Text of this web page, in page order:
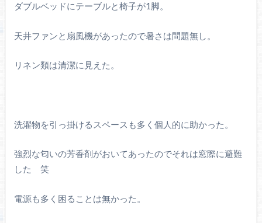
ダブルベッドにテーブルと椅子が1脚。
天井ファンと扇風機があったので暑さは問題無し。
リネン類は清潔に見えた。
洗濯物を引っ掛けるスペースも多く個人的に助かった。
強烈な匂いの芳香剤がおいてあったのでそれは窓際に避難
した 笑
電源も多く困ることは無かった。